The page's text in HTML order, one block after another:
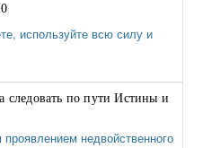
используйте всю силу и
по пути Истины и
недвойственного